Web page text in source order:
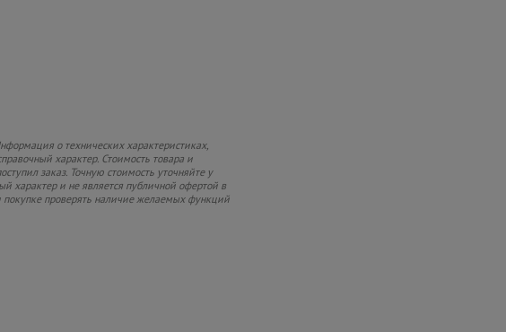
о технических характеристиках,
характер. Стоимость товара и
заказ. Точную стоимость уточняйте у
характер и не является публичной офертой в
покупке проверять наличие желаемых функций